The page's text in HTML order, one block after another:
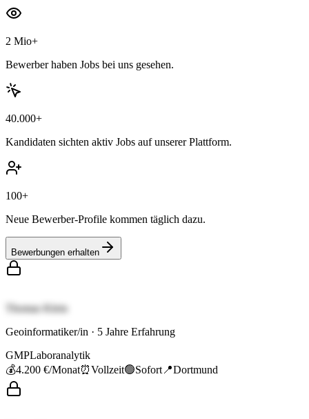
2 Mio+
Bewerber haben Jobs bei uns gesehen.
40.000+
Kandidaten sichten aktiv Jobs auf unserer Plattform.
100+
Neue Bewerber-Profile kommen täglich dazu.
Bewerbungen erhalten
Thomas Klein
Geoinformatiker/in · 5 Jahre Erfahrung
GMPLaboranalytik
💰4.200 €/Monat⏰Vollzeit🟢Sofort 📍Dortmund